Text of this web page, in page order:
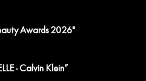
Awards 2026"
- Calvin Klein”